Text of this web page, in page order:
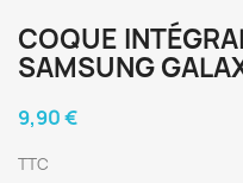
COQUE
SAMSUNG
9,90 €
TTC